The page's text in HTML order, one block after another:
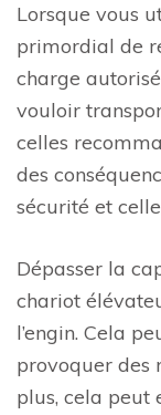
Lorsque vous
primordial de
charge
vouloir
celles
des
sécurité et
Dépasser la
chariot
l’engin. Cela
provoquer des
plus, cela peut